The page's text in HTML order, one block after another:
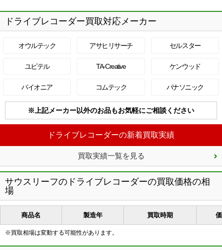
ドライブレコーダー買取対応メーカー
オウルテック アサヒリサーチ セルスター
ユピテル TA-Creative ケンウッド
パイオニア コムテック パナソニック
※上記メーカー以外のお品もお気軽にご相談ください
ドライブレコーダーの新着買取実績
買取実績一覧を見る
サウスリーフのドライブレコーダーの買取価格の相
場
商品名 製造年 買取時期
※買取相場は変動する可能性があります。